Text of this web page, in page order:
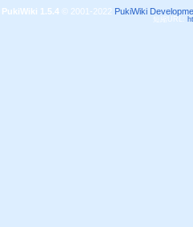
PukiWiki 1.5.4 © 2001-2022 PukiWiki
短縮URL: